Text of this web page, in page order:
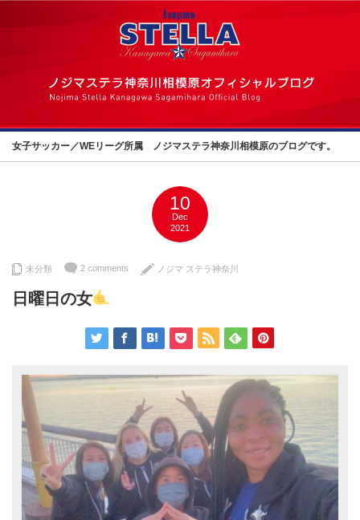
女子サッカー／WEリーグ所属 ノジマステラ神奈川相模原のブログです。
10
Dec
2021
未分類 2 comments ノジマ ステラ神奈川
日曜日の女